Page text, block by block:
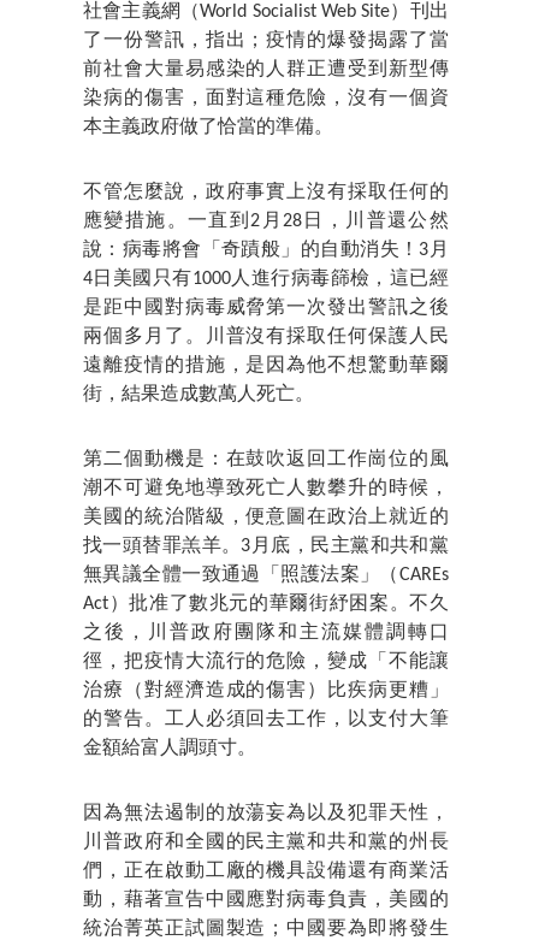
社會主義網（World Socialist Web Site）刊出
了一份警訊，指出；疫情的爆發揭露了當
前社會大量易感染的人群正遭受到新型傳
染病的傷害，面對這種危險，沒有一個資
本主義政府做了恰當的準備。
不管怎麼說，政府事實上沒有採取任何的
應變措施。一直到2月28日，川普還公然
說：病毒將會「奇蹟般」的自動消失！3月
4日美國只有1000人進行病毒篩檢，這已經
是距中國對病毒威脅第一次發出警訊之後
兩個多月了。川普沒有採取任何保護人民
遠離疫情的措施，是因為他不想驚動華爾
街，結果造成數萬人死亡。
第二個動機是：在鼓吹返回工作崗位的風
潮不可避免地導致死亡人數攀升的時候，
美國的統治階級，便意圖在政治上就近的
找一頭替罪羔羊。3月底，民主黨和共和黨
無異議全體一致通過「照護法案」（CAREs
Act）批准了數兆元的華爾街紓困案。不久
之後，川普政府團隊和主流媒體調轉口
徑，把疫情大流行的危險，變成「不能讓
治療（對經濟造成的傷害）比疾病更糟」
的警告。工人必須回去工作，以支付大筆
金額給富人調頭寸。
因為無法遏制的放蕩妄為以及犯罪天性，
川普政府和全國的民主黨和共和黨的州長
們，正在啟動工廠的機具設備還有商業活
動，藉著宣告中國應對病毒負責，美國的
統治菁英正試圖製造；中國要為即將發生